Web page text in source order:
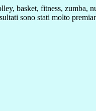
basket, fitness, zumba,
sono stati molto